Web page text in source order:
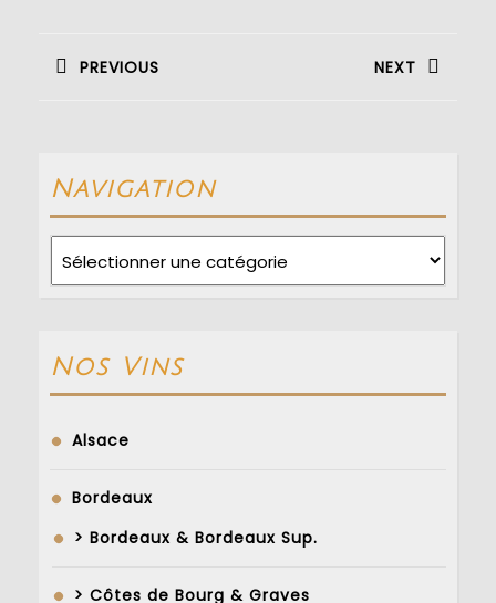
dePREVIOUS NEXT
Navigation
Nos Vins
Alsace
Bordeaux
> Bordeaux & Bordeaux Sup.
> Côtes de Bourg & Graves